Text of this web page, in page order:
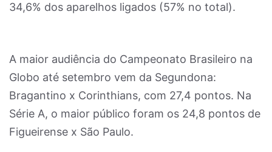
34,6% dos aparelhos ligados (57% no total).
A maior audiência do Campeonato Brasileiro na
Globo até setembro vem da Segundona:
Bragantino x Corinthians, com 27,4 pontos. Na
Série A, o maior público foram os 24,8 pontos de
Figueirense x São Paulo.